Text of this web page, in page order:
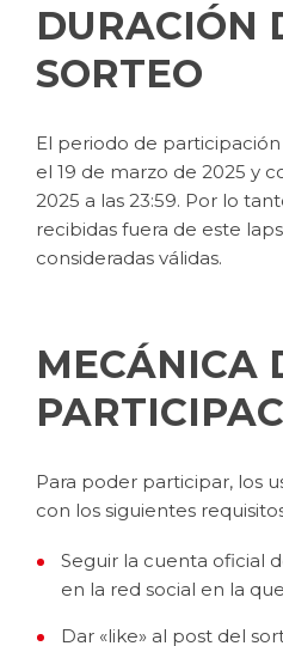
DURACIÓN
SORTEO
El periodo de
el 19 de marzo de 2025 y
2025 a las 23:59. Por lo
recibidas fuera de este
consideradas válidas.
MECÁNICA
Para poder participar, los
con los siguientes
Seguir la cuenta oficial
en la red social en la
Dar «like» al post del